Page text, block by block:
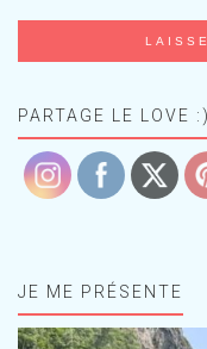
PARTAGE LE LOVE :)
JE ME PRÉSENTE